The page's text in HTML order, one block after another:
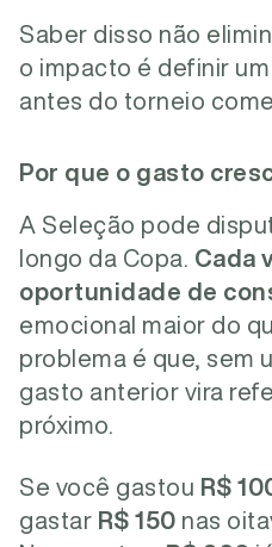
Saber disso não
o impacto é definir
antes do torneio
Por que o gasto
A Seleção pode
longo da Copa. Cada
oportunidade de
emocional maior do
problema é que, sem
gasto anterior vira
próximo.
Se você gastou R$
gastar R$ 150 nas